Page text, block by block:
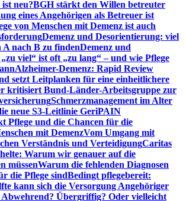
neu?BGH stärkt den Willen betreuter
eines Angehörigen als Betreuer ist
von Menschen mit Demenz ist auch
Demenz und Desorientierung: viel
A nach B zu findenDemenz und
viel“ ist oft „zu lang“ – und wie Pflege
Alzheimer-Demenz: Rapid Review
setzt Leitplanken für eine einheitlichere
kritisiert Bund-Länder-Arbeitsgruppe zur
Schmerzmanagement im Alter
neue S3-Leitlinie GeriPAIN
Pflege und die Chancen für die
mit DemenzVom Umgang mit
Verständnis und VerteidigungCaritas
Warum wir genauer auf die
müssenWarum die fehlenden Diagnosen
die Pflege sindBedingt pflegebereit:
kann sich die Versorgung Angehöriger
Abwehrend? Übergriffig? Oder vielleicht